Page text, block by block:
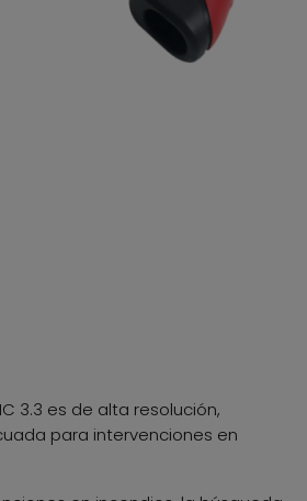
3.3 es de alta resolución,
para intervenciones en